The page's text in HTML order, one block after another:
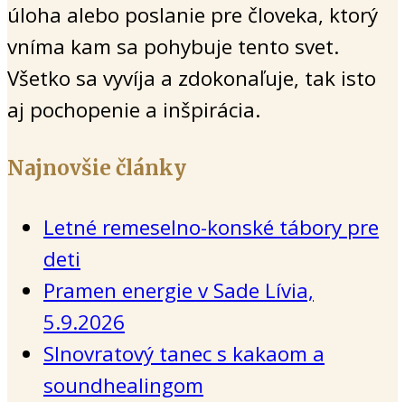
úloha alebo poslanie pre človeka, ktorý
vníma kam sa pohybuje tento svet.
Všetko sa vyvíja a zdokonaľuje, tak isto
aj pochopenie a inšpirácia.
Najnovšie články
Letné remeselno-konské tábory pre
deti
Pramen energie v Sade Lívia,
5.9.2026
Slnovratový tanec s kakaom a
soundhealingom